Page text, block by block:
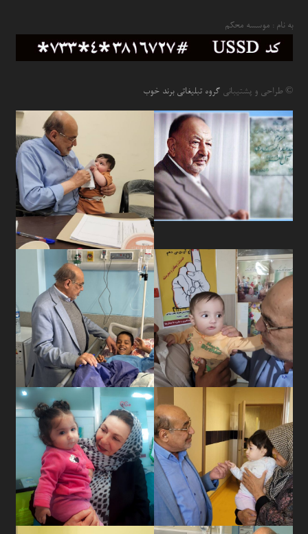
به نام : موسسه محکم
© طراحی و پشتیبانیگروه تبلیغاتی برند خوب